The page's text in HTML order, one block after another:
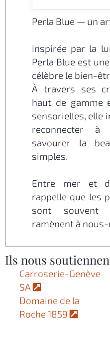
Perla Blue — un
Inspirée par la
Perla Blue est
célèbre le bien-
À travers ses
haut de gamme
sensorielles, elle
reconnecter
savourer la
simples.
Entre mer et
rappelle que les
sont
ramènent à
Ils nous
Carroserie-Genève
SA
Domaine de la
Roche 1859